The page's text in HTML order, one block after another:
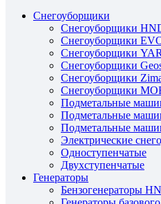
Снегоуборщики
Снегоуборщики
Снегоуборщики
Снегоуборщики
Снегоуборщики
Снегоуборщики
Снегоуборщики
Подметальные
Подметальные
Подметальные
Электрические
Одноступенчатые
Двухступенчатые
Генераторы
Бензогенераторы